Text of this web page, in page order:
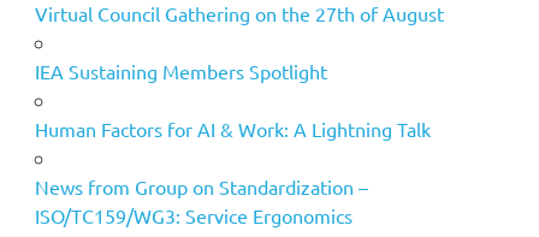
Virtual Council Gathering on the 27th of August
IEA Sustaining Members Spotlight
Human Factors for AI & Work: A Lightning Talk
News from Group on Standardization –
ISO/TC159/WG3: Service Ergonomics